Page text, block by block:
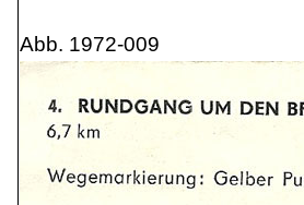
Abb. 1972-009